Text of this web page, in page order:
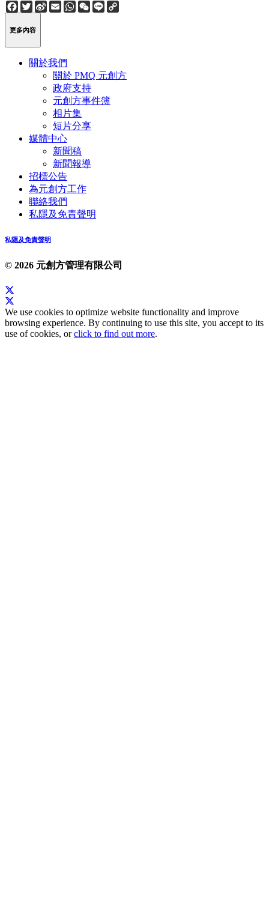
Facebook
Twitter
Sina
Weibo
EmailWhatsApp
WeChat
Line
更多內容
關於我們
關於 PMQ 元創方
政府支持
元創方事件簿
相片集
短片分享
媒體中心
新聞稿
新聞報導
招標公告
為元創方工作
聯絡我們
私隱及免責聲明
私隱及免責聲明
© 2026 元創方管理有限公司
We use cookies to optimize website functionality and improve
browsing experience. By continuing to use this site, you accept to its
use of cookies, orclick to find out more.